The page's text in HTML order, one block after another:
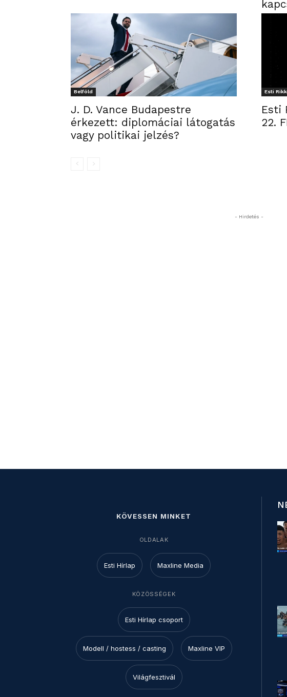
Belföld
J. D. Vance Budapestre
érkezett: diplomáciai látogatás
vagy politikai jelzés?
Esti
Esti
22.
- Hirdetés -
KÖVESSEN MINKET
OLDALAK
Esti Hírlap Maxline Media
KÖZÖSSÉGEK
Esti Hírlap csoport
Modell / hostess / casting Maxline VIP
Világfesztivál